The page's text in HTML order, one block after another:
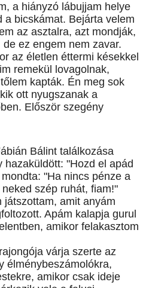
a hiányzó lábujjam helye
a bicskámat. Bejárta velem
az asztalra, azt mondják,
ez engem nem zavar.
az életlen éttermi késekkel
remekül lovagolnak,
kapták. Én meg sok
ott nyugszanak a
Először szegény
Bálint találkozása
hazaküldött: "Hozd el apád
"Ha nincs pénze a
szép ruhát, fiam!"
amit anyám
Apám kalapja gurul
amikor felakasztom
várja szerte az
élménybeszámolókra,
amikor csak ideje